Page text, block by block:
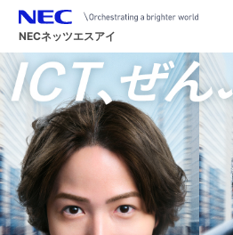
NECネッツエスアイ
ナ
ビ
ゲ
ー
シ
ョ